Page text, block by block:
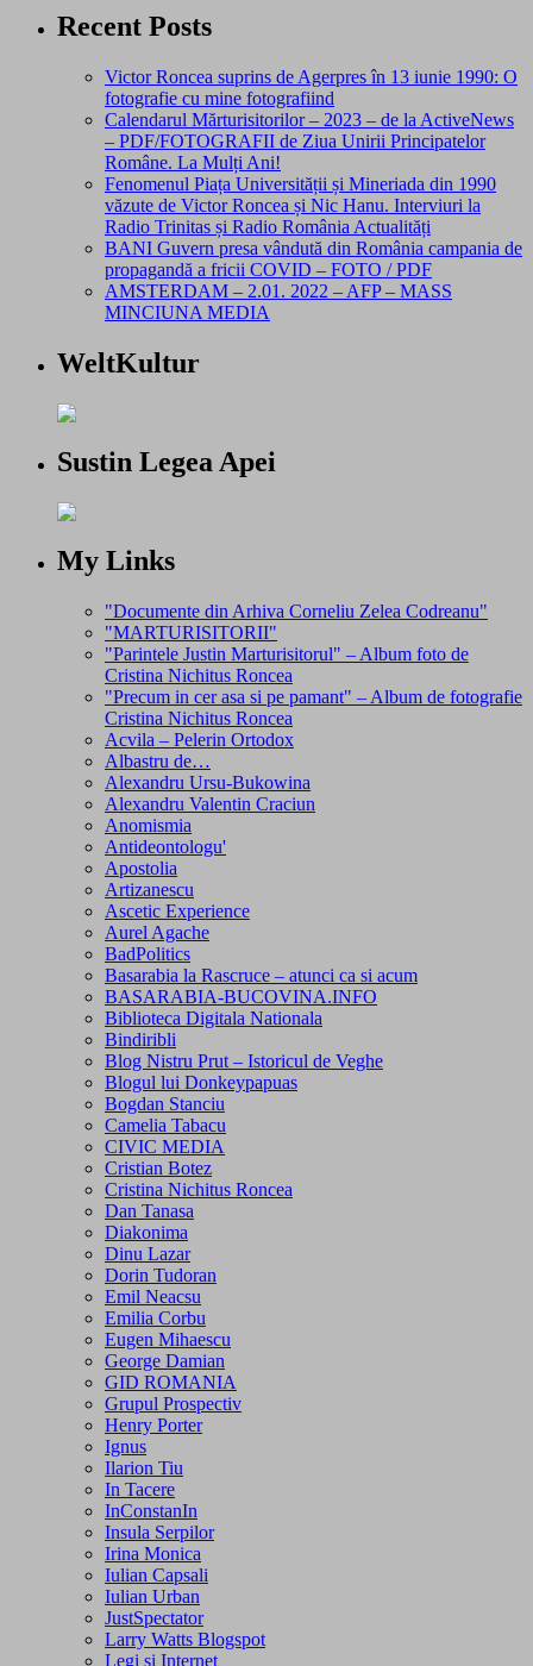
Recent Posts
Victor Roncea suprins de Agerpres în 13 iunie 1990: O
fotografie cu mine fotografiind
Calendarul Mărturisitorilor – 2023 – de la ActiveNews
– PDF/FOTOGRAFII de Ziua Unirii Principatelor
Române. La Mulți Ani!
Fenomenul Piața Universității și Mineriada din 1990
văzute de Victor Roncea și Nic Hanu. Interviuri la
Radio Trinitas și Radio România Actualități
BANI Guvern presa vândută din România campania de
propagandă a fricii COVID – FOTO / PDF
AMSTERDAM – 2.01. 2022 – AFP – MASS
MINCIUNA MEDIA
WeltKultur
Sustin Legea Apei
My Links
"Documente din Arhiva Corneliu Zelea Codreanu"
"MARTURISITORII"
"Parintele Justin Marturisitorul" – Album foto de
Cristina Nichitus Roncea
"Precum in cer asa si pe pamant" – Album de fotografie
Cristina Nichitus Roncea
Acvila – Pelerin Ortodox
Albastru de…
Alexandru Ursu-Bukowina
Alexandru Valentin Craciun
Anomismia
Antideontologu'
Apostolia
Artizanescu
Ascetic Experience
Aurel Agache
BadPolitics
Basarabia la Rascruce – atunci ca si acum
BASARABIA-BUCOVINA.INFO
Biblioteca Digitala Nationala
Bindiribli
Blog Nistru Prut – Istoricul de Veghe
Blogul lui Donkeypapuas
Bogdan Stanciu
Camelia Tabacu
CIVIC MEDIA
Cristian Botez
Cristina Nichitus Roncea
Dan Tanasa
Diakonima
Dinu Lazar
Dorin Tudoran
Emil Neacsu
Emilia Corbu
Eugen Mihaescu
George Damian
GID ROMANIA
Grupul Prospectiv
Henry Porter
Ignus
Ilarion Tiu
In Tacere
InConstanIn
Insula Serpilor
Irina Monica
Iulian Capsali
Iulian Urban
JustSpectator
Larry Watts Blogspot
Legi si Internet